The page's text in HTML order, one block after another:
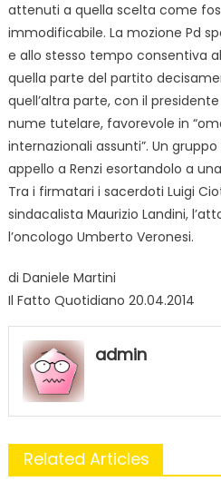
attenuti a quella scelta come
immodificabile. La mozione Pd
e allo stesso tempo consentiva
quella parte del partito
quell’altra parte, con il
nume tutelare, favorevole in
internazionali assunti”. Un
appello a Renzi esortandolo a
Tra i firmatari i sacerdoti Luigi
sindacalista Maurizio Landini,
l’oncologo Umberto Veronesi.
di Daniele Martini
Il Fatto Quotidiano 20.04.2014
admin
Related Articles